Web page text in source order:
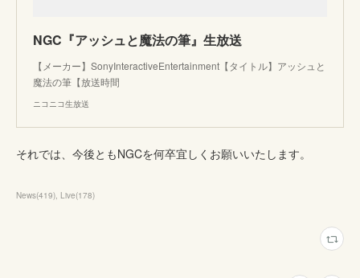
NGC『アッシュと魔法の筆』生放送
【メーカー】SonyInteractiveEntertainment【タイトル】アッシュと
魔法の筆【放送時間
ニコニコ生放送
それでは、今後ともNGCを何卒宜しくお願いいたします。
News(419) Live(178)